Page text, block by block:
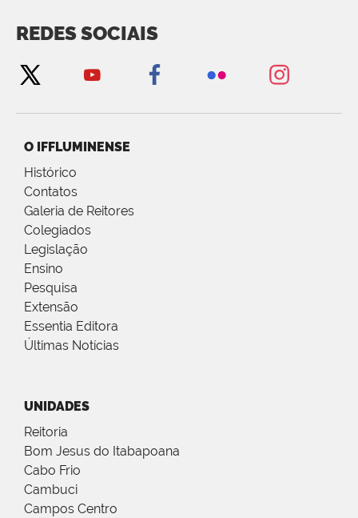
REDES SOCIAIS
O IFFLUMINENSE
Histórico
Contatos
Galeria de Reitores
Colegiados
Legislação
Ensino
Pesquisa
Extensão
Essentia Editora
Últimas Notícias
UNIDADES
Reitoria
Bom Jesus do Itabapoana
Cabo Frio
Cambuci
Campos Centro